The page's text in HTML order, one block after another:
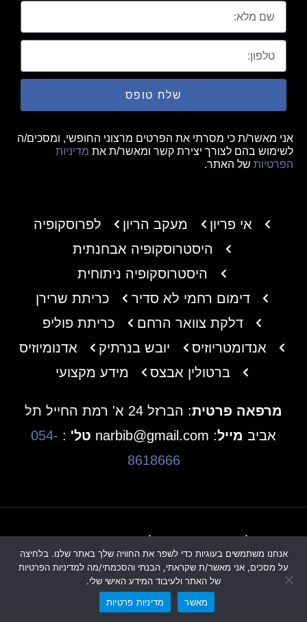
שלח טופס
אני מאשר/ת כי מסרתי את הפרטים מרצוני החופשי, ומסכים/ה
לשימוש בהם לצורך יצירת קשר ומאשר/ת את מדיניות
הפרטיות של האתר.
אי פריון מעקב הריון
לפרוסקופיה
היסטרוסקופיה אבחנתית
היסטרוסקופיה ניתוחית
דימום רחמי לא סדיר
כריתת שרירן
דלקת צוואר הרחם
כריתת פוליפ
אנדומטריוזיס
יובש בנרתיק
אדנומיוזיס
ברטולין אבצס
מידע מקצועי
מרפאה פרטית
: הברזל 24 א' רמת החייל תל
אביב מייל: narbib@gmail.com טל' :
054-
8618666
כל הזכויות שמורות לד"ר ארביב ניסים ©
הצהרת נגישותמדיניות פרטיות
בניית אתרים - CODEPRESS
אנחנו משתמשים בעוגיות כדי לשפר את החוויה שלך באתר שלנו. בלחיצה
על מסכים, אני מאשר/ת שקראתי, הבנתי והסכמתי/מה למדיניות הפרטיות
של האתר ולעיבוד המידע האישי שלי.
מאשר
מדיניות פרטיות